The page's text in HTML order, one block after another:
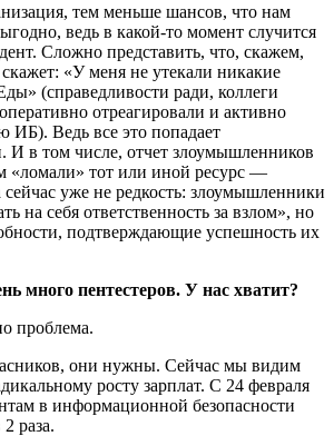
тем меньше шансов, что нам
ведь в какой-то момент случится
Сложно представить, что, скажем,
«У меня не утекали никакие
(справедливости ради, коллеги
отреагировали и активно
ИБ). Ведь все это попадает
И в том числе, отчет злоумышленников
«ломали» тот или иной ресурс —
сейчас уже не редкость: злоумышленники
на себя ответственность за взлом», но
подтверждающие успешность их
много пентестеров. У нас хватит?
проблема.
они нужны. Сейчас мы видим
росту зарплат. С 24 февраля
в информационной безопасности
раза.